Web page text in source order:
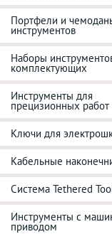
Портфели и
инструментов
Наборы
комплектующих
Инструменты для
прецизионных работ
Ключи для
Кабельные
Система Tethered
Инструменты с
приводом